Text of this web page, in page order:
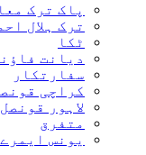
پاک ترک
ترک ہلال
ٹکا
دیانت
سفارتکار
کراچی
لاہور
متفرق
یونس